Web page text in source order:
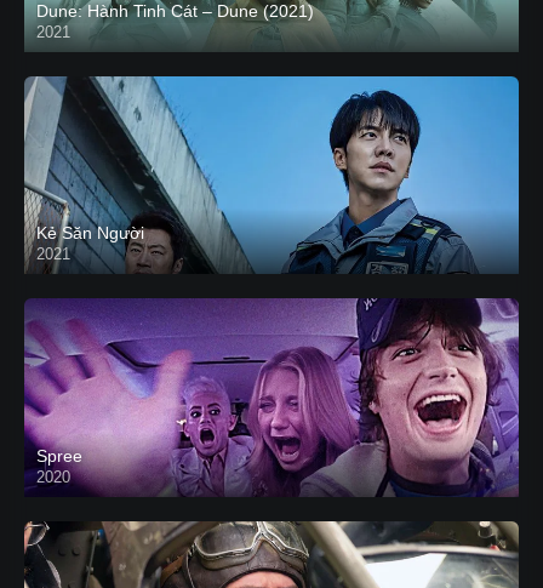
Dune: Hành Tinh Cát – Dune (2021)
2021
HD VIETSUB
Kẻ Săn Người
2021
Spree
2020